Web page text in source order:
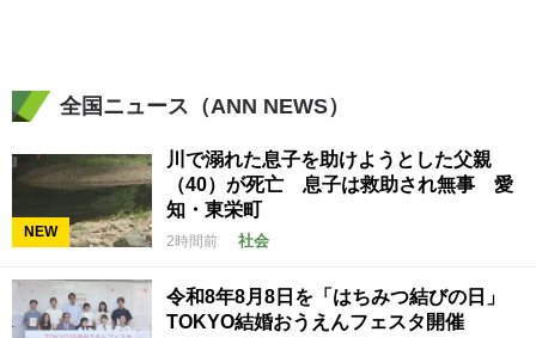
全国ニュース（ANN NEWS）
NEW
川で溺れた息子を助けようとした父親
（40）が死亡 息子は救助され無事 愛
知・東栄町
2時間前 社会
令和8年8月8日を「はちみつ結びの日」
TOKYO結婚おうえんフェスタ開催